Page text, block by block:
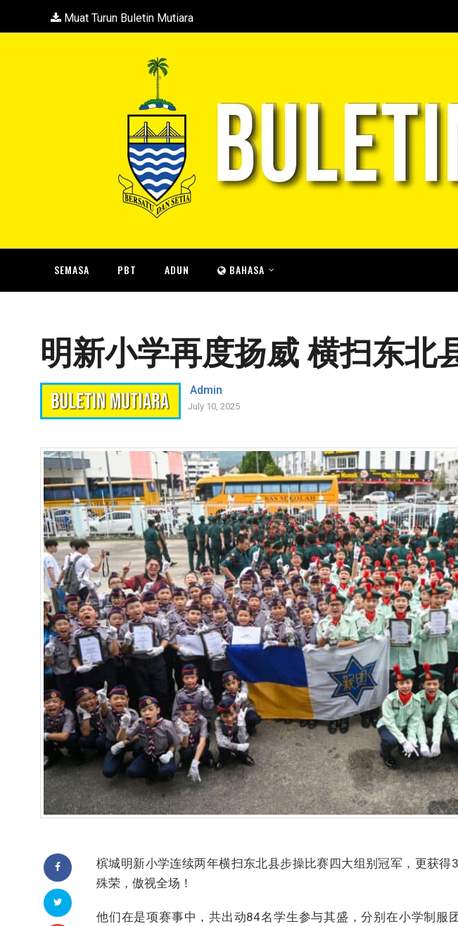
Muat Turun Buletin Mutiara
SEMASA PBT ADUN BAHASA
明新小学再度扬威 横扫东北
Admin
July 10, 2025
槟城明新小学连续两年横扫东北县步操比赛四大组别冠军，更获得3
殊荣，傲视全场！
他们在是项赛事中，共出动84名学生参与其盛，分别在小学制服